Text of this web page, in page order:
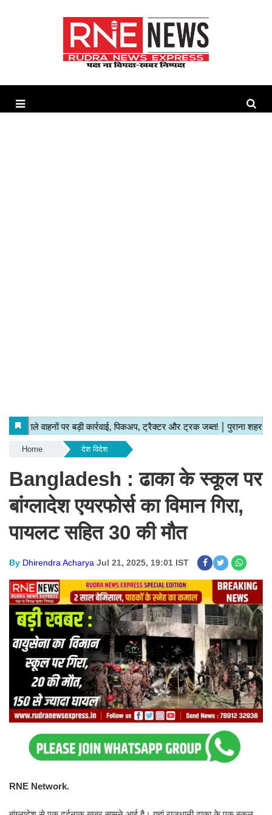
Home देश विदेश
Bangladesh : ढाका के स्कूल पर
बांग्लादेश एयरफोर्स का विमान गिरा,
पायलट सहित 30 की मौत
By Dhirendra Acharya Jul 21, 2025, 19:01 IST
RNE Network.